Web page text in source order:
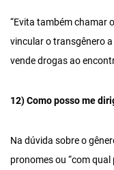
“Evita também chamar
vincular o transgênero
vende drogas ao
12) Como posso me
Na dúvida sobre o
pronomes ou “com